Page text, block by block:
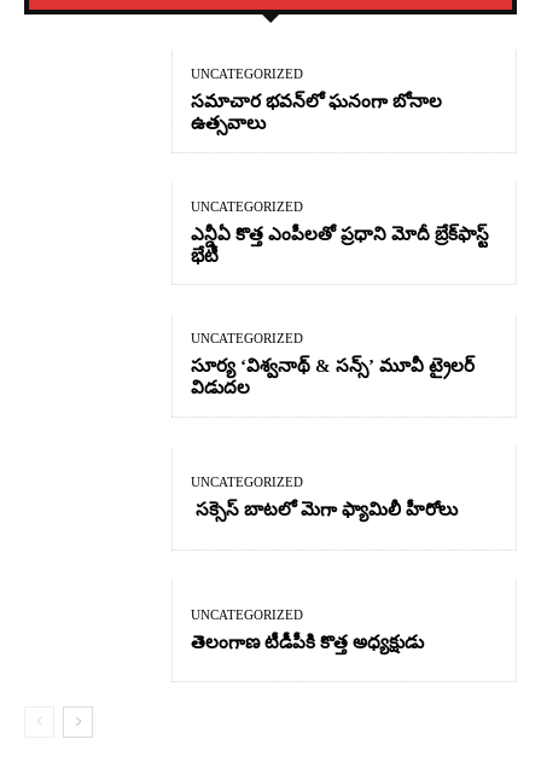
UNCATEGORIZED
సమాచార భవన్‌లో ఘనంగా బోనాల
ఉత్సవాలు
UNCATEGORIZED
ఎన్డీఏ కొత్త ఎంపీలతో ప్రధాని మోదీ బ్రేక్‌ఫాస్ట్
భేటీ
UNCATEGORIZED
సూర్య ‘విశ్వనాథ్ & సన్స్’ మూవీ ట్రైలర్
విడుదల
UNCATEGORIZED
సక్సెస్ బాటలో మెగా ఫ్యామిలీ హీరోలు
UNCATEGORIZED
తెలంగాణ టీడీపీకి కొత్త అధ్యక్షుడు